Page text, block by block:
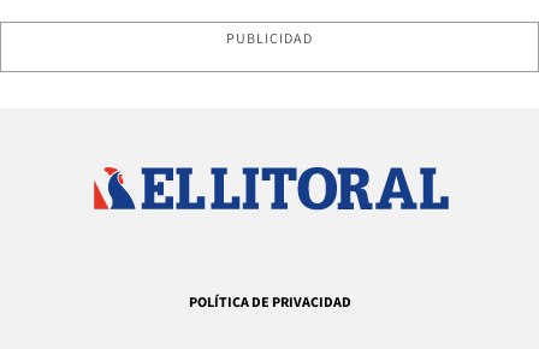
PUBLICIDAD
POLÍTICA DE PRIVACIDAD